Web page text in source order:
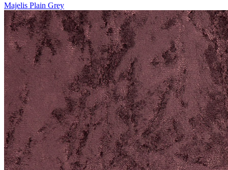
Majelis Plain Grey